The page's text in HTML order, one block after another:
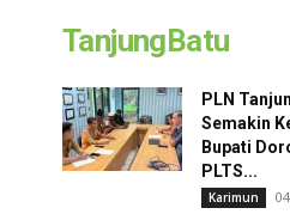
TanjungBatu
PLN
Semakin
Bupati
PLTS...
Karimun